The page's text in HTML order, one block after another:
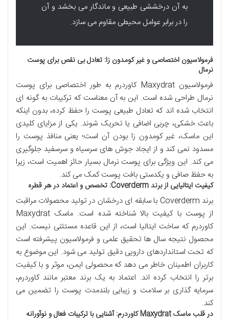
به آن درخششی طبیعی و ماندگار می بخشد و آن
را در برابر عوامل محیطی مقاوم می سازد.
فرمولاسیون اختصاصی و غیر کومدون زا: تعادل بی نقص برای پوست
نرمال
فرمولاسیون Maxydrat کاوردرم به طور اختصاصی برای پوست
نرمال طراحی شده است. این به آن معناست که ترکیبات به گونه ای
انتخاب شده اند که تعادل طبیعی پوست را حفظ کرده، بدون اینکه
باعث خشکی، چربی اضافی یا تحریک شوند. یکی از مزایای کلیدی
این ماسک، غیر کومدون زا بودن آن است؛ یعنی منافذ پوست را
مسدود نمی کند و از ایجاد جوش های سرسیاه و سرسفید جلوگیری
می کند. این ویژگی برای پوست نرمال بسیار حائز اهمیت است، زیرا
به حفظ صافی و یکدستی بافت پوست کمک می کند.
کیفیت ایتالیایی از برند Coverderm: تخصص و اعتماد در هر قطره
برند Coverderm با سابقه ای درخشان در تولید محصولات مراقبت
از پوست با کیفیت بالا شناخته شده است. ماسک Maxydrat
کاوردرم که ساخت ایتالیا است، از این قاعده مستثنی نیست. این
محصول نتیجه سال ها تحقیق علمی و فرمولاسیون پیشرفته است
که تحت استانداردهای دارویی دقیق تولید می شود. این موضوع به
کاربران اطمینان خاطر می دهد که محصولی ایمن، موثر و با کیفیت
برتر را انتخاب کرده اند. اعتماد به یک برند معتبر مانند کاوردرم،
سرمایه گذاری بر سلامت و زیبایی بلندمدت پوست را تضمین می
کند.
در قلب ماسک Maxydrat کاوردرم: آشنایی با ترکیبات فعال و نوآورانه